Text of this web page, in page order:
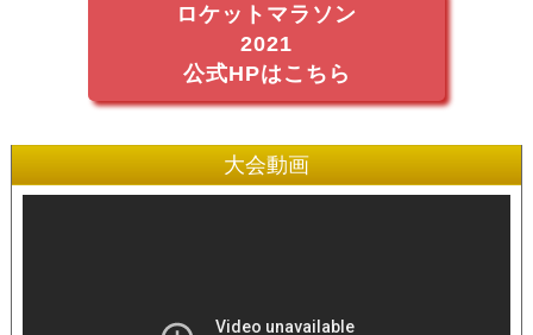
ロケットマラソン
2021
公式HPはこちら
大会動画